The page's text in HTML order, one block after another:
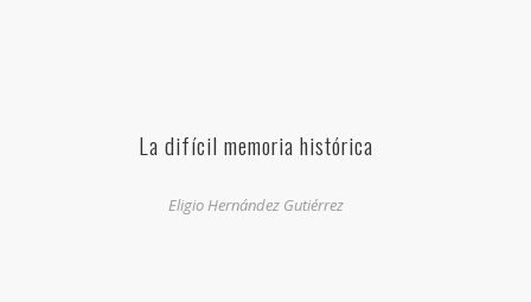
La difícil memoria histórica
Eligio Hernández Gutiérrez